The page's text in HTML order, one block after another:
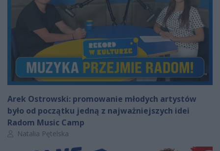
Arek Ostrowski: promowanie młodych artystów
było od początku jedną z najważniejszych idei
Radom Music Camp
Autor artykułu:
Natalia Pętelska